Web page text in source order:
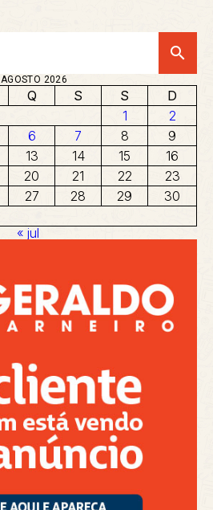
search
AGOSTO 2026
Q S S
D
1
2
6 7 8
9
13 14 15
16
20 21 22
23
27 28 29
30
« jul